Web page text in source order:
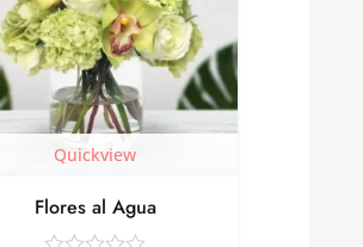
Quickview
Flores al Agua